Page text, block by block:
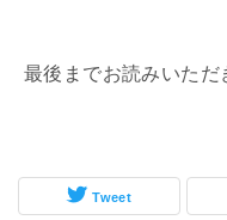
最後までお読みいただ
Tweet